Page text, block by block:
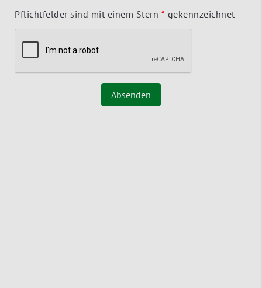
Pflichtfelder sind mit einem Stern * gekennzeichnet
Absenden